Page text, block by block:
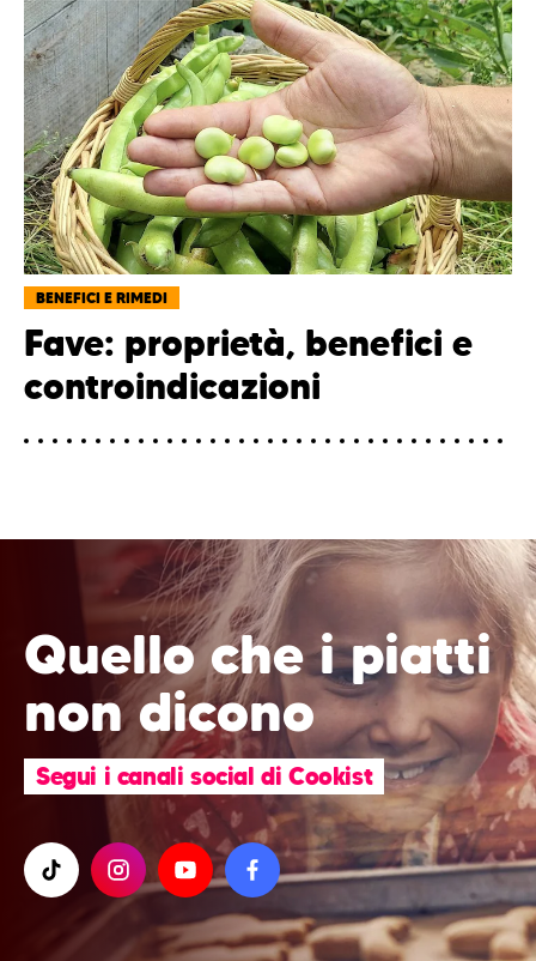
BENEFICI E RIMEDI
Fave: proprietà, benefici e
controindicazioni
Quello che i piatti
non dicono
Segui i canali social di Cookist